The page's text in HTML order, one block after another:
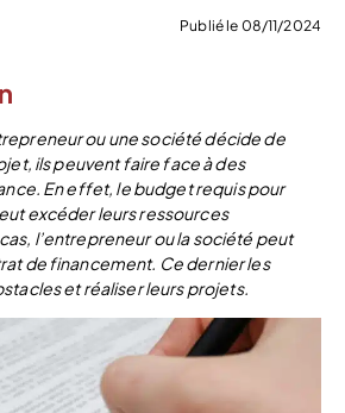
Publié le 08/11/2024
ou une société décide de
ils peuvent faire face à des
En effet, le budget requis pour
excéder leurs ressources
l’entrepreneur ou la société peut
de financement. Ce dernier les
et réaliser leurs projets.